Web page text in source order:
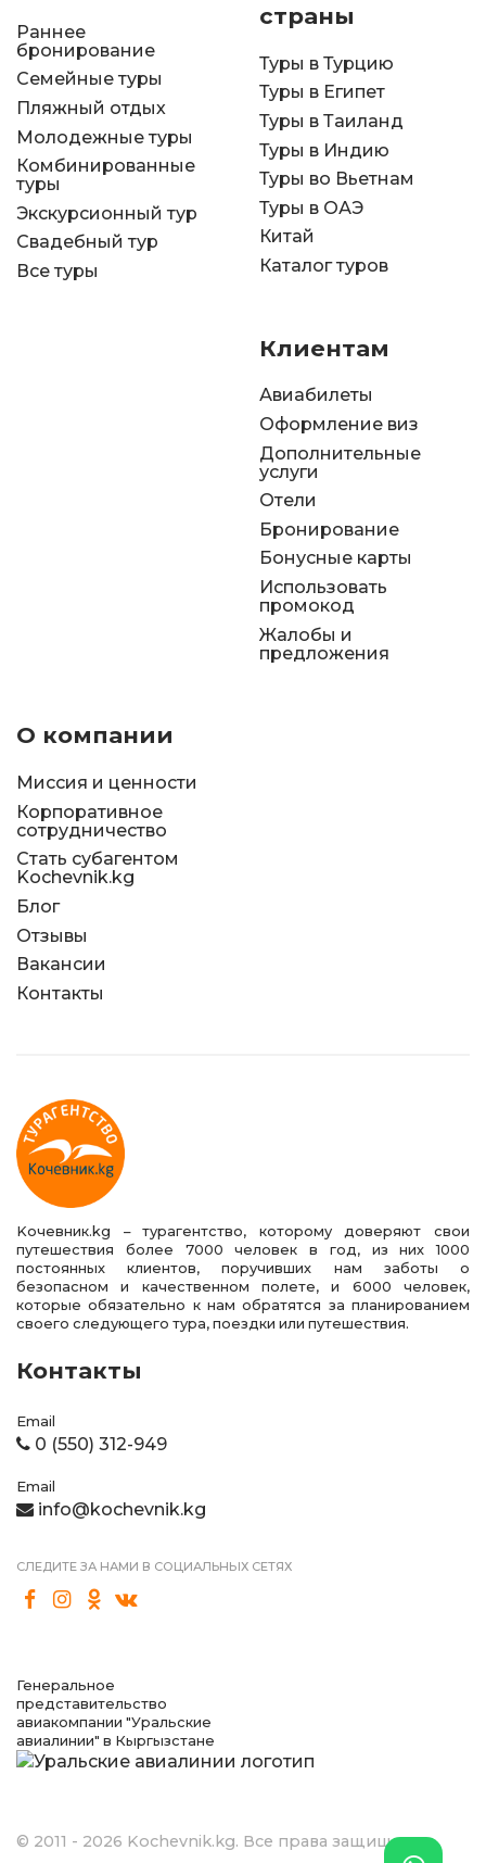
Раннее
бронирование
Семейные туры
Пляжный отдых
Молодежные туры
Комбинированные
туры
Экскурсионный тур
Свадебный тур
Все туры
страны
Туры в Турцию
Туры в Египет
Туры в Таиланд
Туры в Индию
Туры во Вьетнам
Туры в ОАЭ
Китай
Каталог туров
Клиентам
Авиабилеты
Оформление виз
Дополнительные
услуги
Отели
Бронирование
Бонусные карты
Использовать
промокод
Жалобы и
предложения
О компании
Миссия и ценности
Корпоративное
сотрудничество
Стать субагентом
Kochevnik.kg
Блог
Отзывы
Вакансии
Контакты
Kочевник.kg – турагентство, которому доверяют свои
путешествия более 7000 человек в год, из них 1000
постоянных клиентов, поручивших нам заботы о
безопасном и качественном полете, и 6000 человек,
которые обязательно к нам обратятся за планированием
своего следующего тура, поездки или путешествия.
Контакты
Email
0 (550) 312-949
Email
info@kochevnik.kg
СЛЕДИТЕ ЗА НАМИ В СОЦИАЛЬНЫХ СЕТЯХ
Генеральное
представительство
авиакомпании "Уральские
авиалинии" в Кыргызстане
© 2011 - 2026 Kochevnik.kg. Все права защищены.